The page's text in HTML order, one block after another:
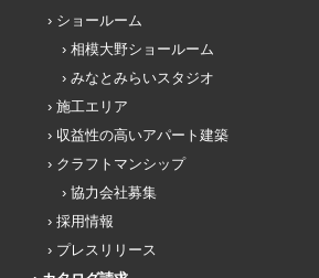
ショールーム
相模大野ショールーム
みなとみらいスタジオ
施工エリア
収益性の高いアパート建築
クラフトマンシップ
協力会社募集
採用情報
プレスリリース